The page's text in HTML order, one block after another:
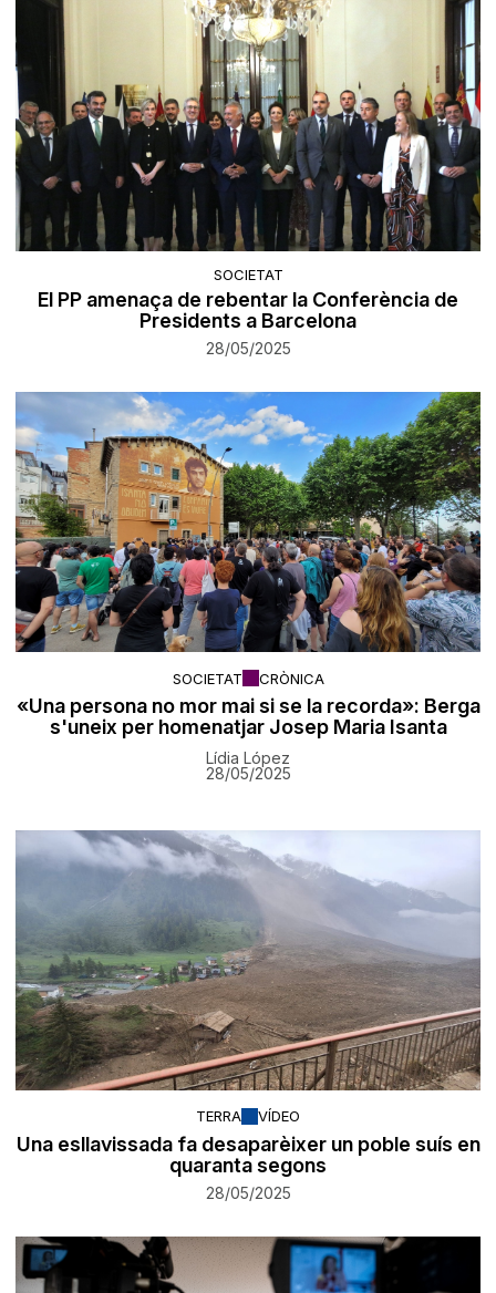
SOCIETAT
El PP amenaça de rebentar la Conferència de
Presidents a Barcelona
28/05/2025
SOCIETAT CRÒNICA
«Una persona no mor mai si se la recorda»: Berga
s'uneix per homenatjar Josep Maria Isanta
Lídia López
28/05/2025
TERRA VÍDEO
Una esllavissada fa desaparèixer un poble suís en
quaranta segons
28/05/2025